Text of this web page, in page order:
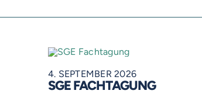
4. SEPTEMBER 2026
SGE FACHTAGUNG